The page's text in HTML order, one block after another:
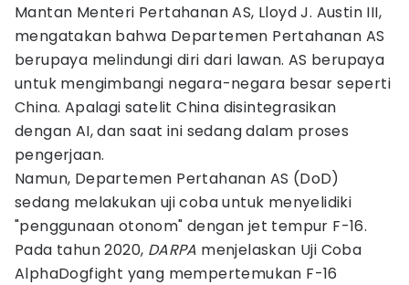
Mantan Menteri Pertahanan AS, Lloyd J. Austin III,
mengatakan bahwa Departemen Pertahanan AS
berupaya melindungi diri dari lawan. AS berupaya
untuk mengimbangi negara-negara besar seperti
China. Apalagi satelit China disintegrasikan
dengan AI, dan saat ini sedang dalam proses
pengerjaan.
Namun, Departemen Pertahanan AS (DoD)
sedang melakukan uji coba untuk menyelidiki
"penggunaan otonom" dengan jet tempur F-16.
Pada tahun 2020, DARPA menjelaskan Uji Coba
AlphaDogfight yang mempertemukan F-16